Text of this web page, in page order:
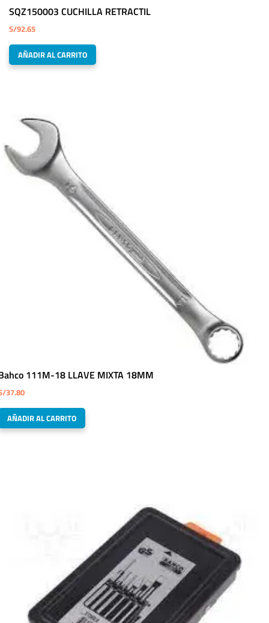
SQZ150003 CUCHILLA RETRACTIL
S/92.65
AÑADIR AL CARRITO
111M-18 LLAVE MIXTA 18MM
37.80
AÑADIR AL CARRITO